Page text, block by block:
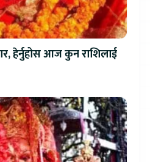
हेर्नुहोस आज कुन राशिलाई